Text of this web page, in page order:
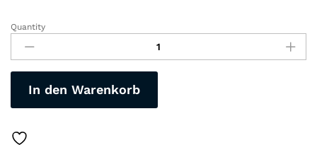
"VICTGOAL"
Fahrradhelm
Unisex
für
MTB-
Road-
Rennrad
Quantity
In den Warenkorb